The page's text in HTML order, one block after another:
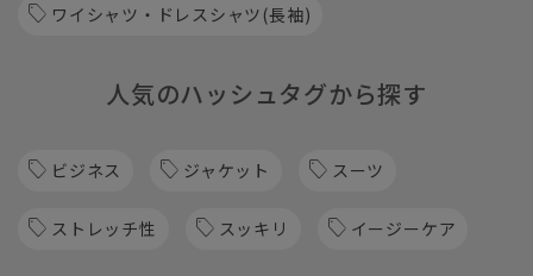
ワイシャツ・ドレスシャツ(長袖)
人気のハッシュタグから探す
ビジネス ジャケット スーツ
ストレッチ性 スッキリ イージーケア